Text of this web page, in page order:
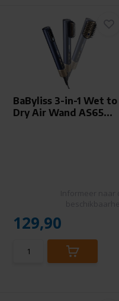
BaByliss 3-in-1 Wet to
Dry Air Wand AS65...
129,90